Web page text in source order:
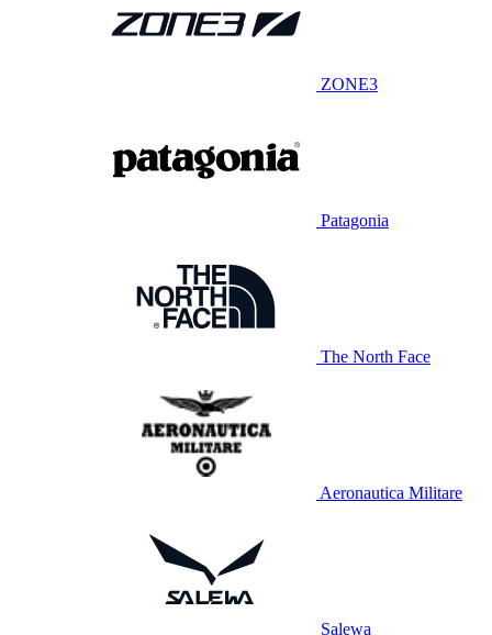
ZONE3
Patagonia
The North Face
Aeronautica Militare
Salewa